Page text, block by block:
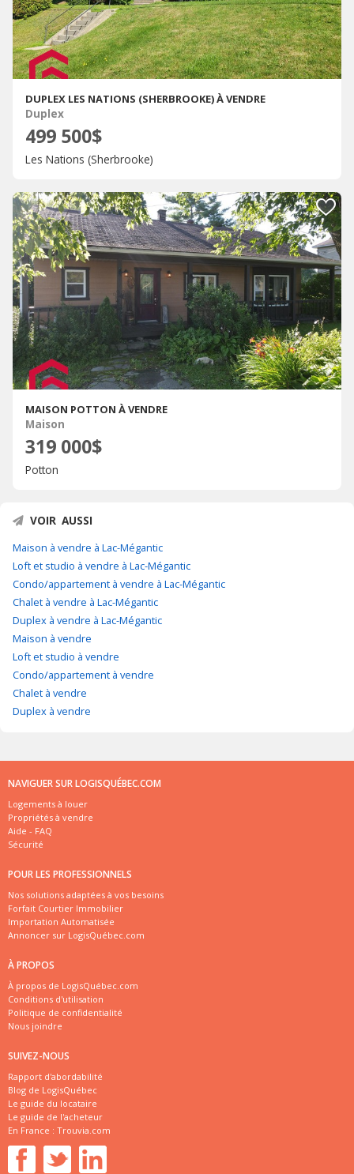
DUPLEX LES NATIONS (SHERBROOKE) À VENDRE
Duplex
499 500$
Les Nations (Sherbrooke)
MAISON POTTON À VENDRE
Maison
319 000$
Potton
VOIR AUSSI
Maison à vendre à Lac-Mégantic
Loft et studio à vendre à Lac-Mégantic
Condo/appartement à vendre à Lac-Mégantic
Chalet à vendre à Lac-Mégantic
Duplex à vendre à Lac-Mégantic
Maison à vendre
Loft et studio à vendre
Condo/appartement à vendre
Chalet à vendre
Duplex à vendre
NAVIGUER SUR LOGISQUÉBEC.COM
Logements à louer
Propriétés à vendre
Aide - FAQ
Sécurité
POUR LES PROFESSIONNELS
Nos solutions adaptées à vos besoins
Forfait Courtier Immobilier
Importation Automatisée
Annoncer sur LogisQuébec.com
À PROPOS
À propos de LogisQuébec.com
Conditions d'utilisation
Politique de confidentialité
Nous joindre
SUIVEZ-NOUS
Rapport d'abordabilité
Blog de LogisQuébec
Le guide du locataire
Le guide de l'acheteur
En France : Trouvia.com